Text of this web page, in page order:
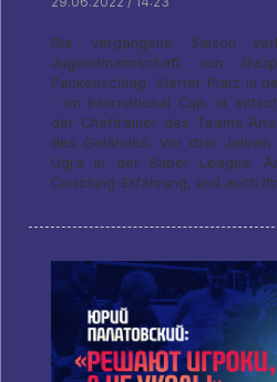
Die vergangene Saison
Jugendmannschaft von
Paukenschlag. Vierter Platz in
- im International Cup. In
der Cheftrainer des Teams
des Geländes, Vor drei
Ugra in der Super League.
Coaching-Erfahrung, und auch